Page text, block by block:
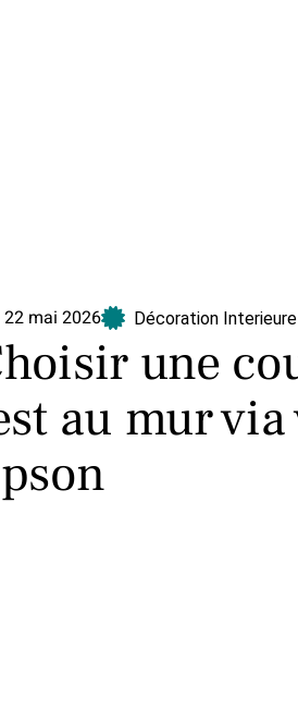
22 mai 2026 Décoration Interieure
une
au mur